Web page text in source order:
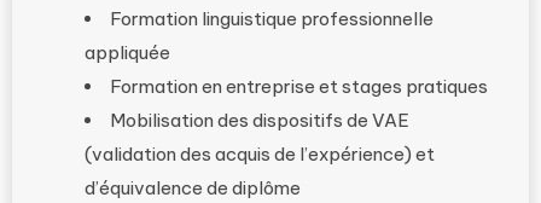
Formation linguistique professionnelle
appliquée
Formation en entreprise et stages pratiques
Mobilisation des dispositifs de VAE
(validation des acquis de l’expérience) et
d’équivalence de diplôme